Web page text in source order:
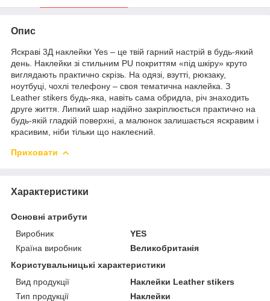
Опис
Яскраві 3Д наклейки Yes – це твій гарний настрій в будь-який
день. Наклейки зі стильним PU покриттям «під шкіру» круто
виглядають практично скрізь. На одязі, взутті, рюкзаку,
ноутбуці, чохлі телефону – своя тематична наклейка. З
Leather stikers будь-яка, навіть сама обридла, річ знаходить
друге життя. Липкий шар надійно закріплюється практично на
будь-якій гладкій поверхні, а малюнок залишається яскравим і
красивим, ніби тільки що наклеєний.
Приховати
Характеристики
Основні атрибути
Виробник
YES
Країна виробник
Великобританія
Користувальницькі характеристики
Вид продукції
Наклейки Leather stikers
Тип продукції
Наклейки